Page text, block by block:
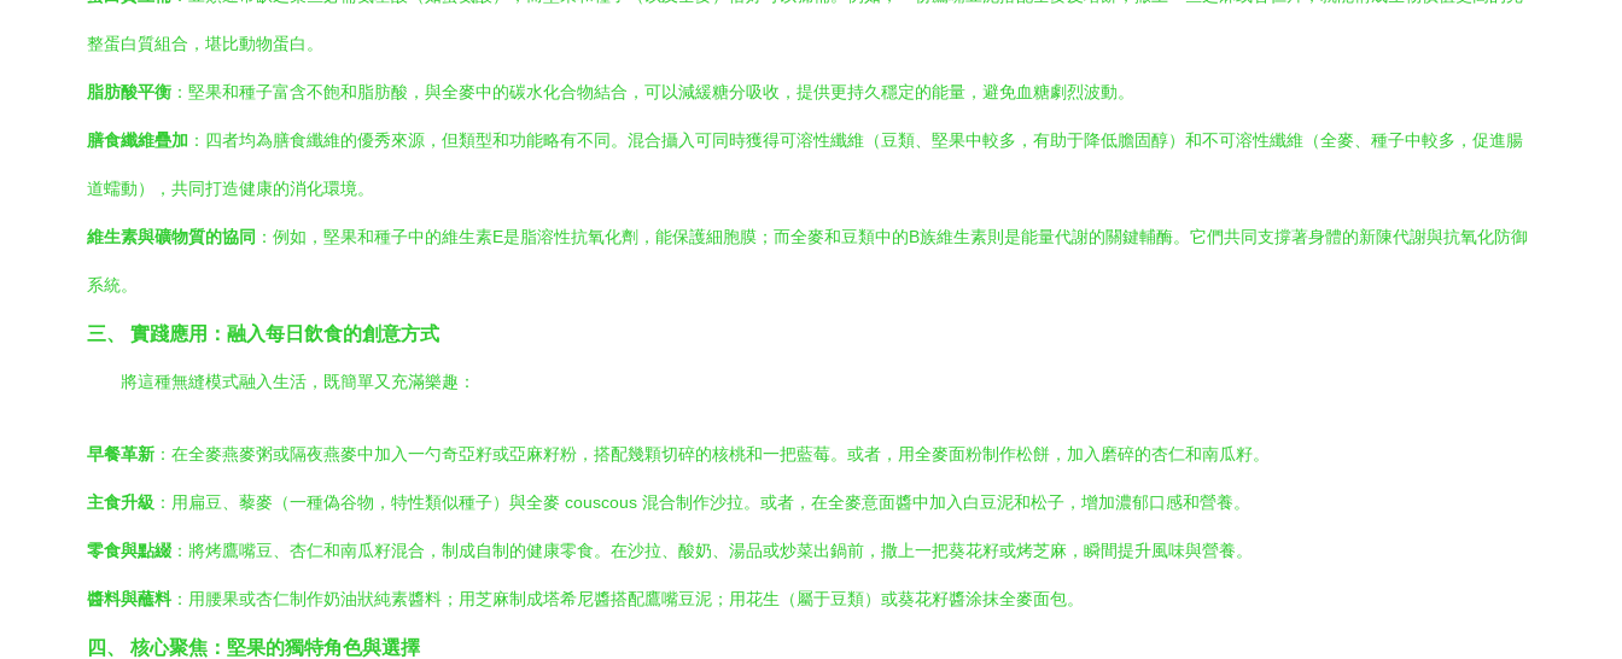
整蛋白質組合，堪比動物蛋白。
脂肪酸平衡 ：堅果和種子富含不飽和脂肪酸，與全麥中的碳水化合物結合，可以減緩糖分吸收，提供更持久穩定的能量，避免血糖劇烈波動。
膳食纖維疊加 ：四者均為膳食纖維的優秀來源，但類型和功能略有不同。混合攝入可同時獲得可溶性纖維（豆類、堅果中較多，有助于降低膽固醇）和不可溶性纖維（全麥、種子中較多，促進腸
道蠕動），共同打造健康的消化環境。
維生素與礦物質的協同 ：例如，堅果和種子中的維生素E是脂溶性抗氧化劑，能保護細胞膜；而全麥和豆類中的B族維生素則是能量代謝的關鍵輔酶。它們共同支撐著身體的新陳代謝與抗氧化防御
系統。
三、 實踐應用：融入每日飲食的創意方式
將這種無縫模式融入生活，既簡單又充滿樂趣：
早餐革新 ：在全麥燕麥粥或隔夜燕麥中加入一勺奇亞籽或亞麻籽粉，搭配幾顆切碎的核桃和一把藍莓。或者，用全麥面粉制作松餅，加入磨碎的杏仁和南瓜籽。
主食升級 ：用扁豆、藜麥（一種偽谷物，特性類似種子）與全麥 couscous 混合制作沙拉。或者，在全麥意面醬中加入白豆泥和松子，增加濃郁口感和營養。
零食與點綴 ：將烤鷹嘴豆、杏仁和南瓜籽混合，制成自制的健康零食。在沙拉、酸奶、湯品或炒菜出鍋前，撒上一把葵花籽或烤芝麻，瞬間提升風味與營養。
醬料與蘸料 ：用腰果或杏仁制作奶油狀純素醬料；用芝麻制成塔希尼醬搭配鷹嘴豆泥；用花生（屬于豆類）或葵花籽醬涂抹全麥面包。
四、 核心聚焦：堅果的獨特角色與選擇